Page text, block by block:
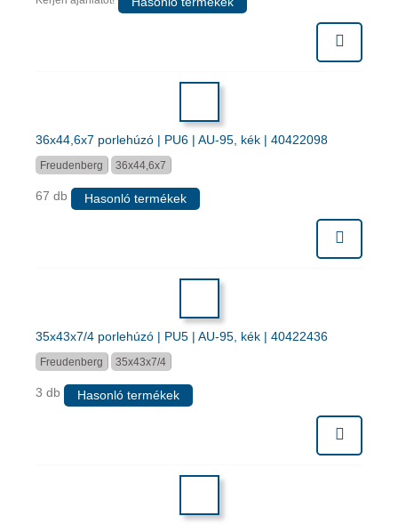
36x44,6x7 porlehúzó | PU6 | AU-95, kék | 40422098
Freudenberg 36x44,6x7
67 db Hasonló termékek
35x43x7/4 porlehúzó | PU5 | AU-95, kék | 40422436
Freudenberg 35x43x7/4
3 db Hasonló termékek